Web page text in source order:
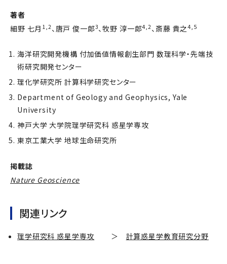
著者
細野 七月 1,2、唐戸 俊一郎3、牧野 淳一郎4,2、斎藤 貴之4,5
海洋研究開発機構 付加価値情報創生部門 数理科学・先端技
術研究開発センター
理化学研究所 計算科学研究センター
Department of Geology and Geophysics, Yale
University
神戸大学 大学院理学研究科 惑星学専攻
東京工業大学 地球生命研究所
掲載誌
Nature Geoscience
関連リンク
理学研究科 惑星学専攻 ＞ 計算惑星学教育研究分野